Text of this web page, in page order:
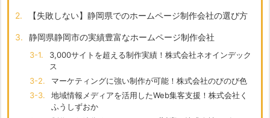
2. 【失敗しない】静岡県でのホームページ制作会社の選び方
3. 静岡県静岡市の実績豊富なホームページ制作会社
3-1.
3,000サイトを超える制作実績！株式会社ネオインデック
ス
3-2.
マーケティングに強い制作が可能！株式会社のびのび色
3-3.
地域情報メディアを活用したWeb集客支援！株式会社く
ふうしずおか